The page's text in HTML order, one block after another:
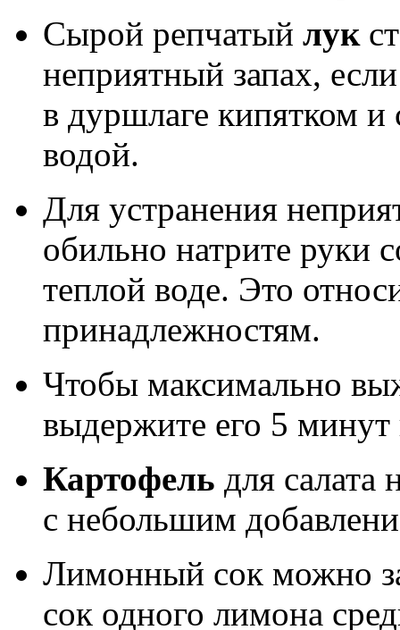
Сырой репчатый лук
неприятный запах,
в дуршлаге кипятком и
водой.
Для устранения
обильно натрите руки
теплой воде. Это
принадлежностям.
Чтобы максимально
выдержите его 5 минут
Картофель для салата
с небольшим
Лимонный сок можно
сок одного лимона